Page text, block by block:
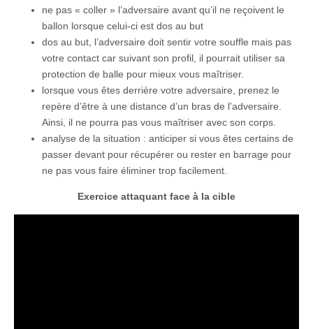
ne pas « coller » l’adversaire avant qu’il ne reçoivent le
ballon lorsque celui-ci est dos au but
dos au but, l’adversaire doit sentir votre souffle mais pas
votre contact car suivant son profil, il pourrait utiliser sa
protection de balle pour mieux vous maîtriser.
lorsque vous êtes derrière votre adversaire, prenez le
repère d’être à une distance d’un bras de l’adversaire.
Ainsi, il ne pourra pas vous maîtriser avec son corps.
analyse de la situation : anticiper si vous êtes certains de
passer devant pour récupérer ou rester en barrage pour
ne pas vous faire éliminer trop facilement.
Exercice attaquant face à la cible